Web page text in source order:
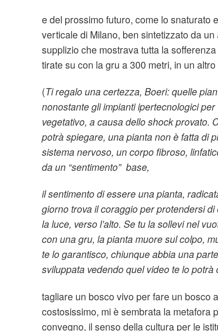
e del prossimo futuro, come lo snaturato
verticale di Milano, ben sintetizzato da
supplizio che mostrava tutta la
tirate su con la gru a 300 metri, in un
(Ti regalo una certezza, Boeri: quelle
nonostante gli impianti ipertecnologici
vegetativo, a causa dello shock provato.
potrà spiegare, una pianta non è fatta di
sistema nervoso, un corpo fibroso,
da un “sentimento” base,
il sentimento di essere una pianta,
giorno trova il coraggio per protendersi
la luce, verso l’alto. Se tu la sollevi nel
con una gru, la pianta muore sul colpo,
te lo garantisco, chiunque abbia una
sviluppata vedendo quel video te lo potrà
tagliare un bosco vivo per fare un bosco
costosissimo, mi è sembrata la metafora
convegno, il senso della cultura per le